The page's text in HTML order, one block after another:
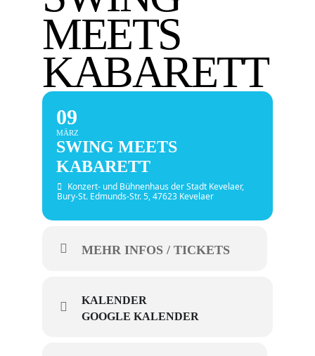
MEETS
KABARETT
09
MÄRZ
SWING MEETS
KABARETT
Konzert- und Bühnenhaus der Stadt Kevelaer,
Bury-St. Edmunds-Str. 5, 47623 Kevelaer
MEHR INFOS / TICKETS
KALENDER
GOOGLE KALENDER